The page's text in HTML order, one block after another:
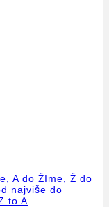
A do ŽIme, Ž do
najviše do
to A